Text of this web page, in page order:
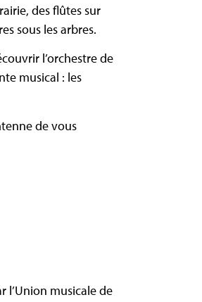
des flûtes sur
sous les arbres.
l’orchestre de
musical : les
de vous
l’Union musicale de